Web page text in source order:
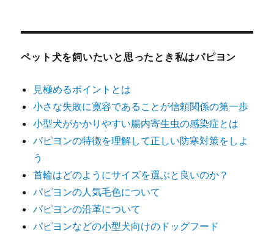
ペット犬を飼いたいと思ったとき私はパピヨン
見極めるポイントとは
小さな失敗に寛容であることが信頼関係の第一歩
小型犬がかかりやすい腸内寄生虫の感染症とは
パピヨンの特徴を理解して正しい防寒対策をしよ
う
首輪はどのようにサイズを選ぶと良いのか？
パピヨンの人気毛色について
パピヨンの沿革について
パピヨンなどの小型犬向けのドッグフード